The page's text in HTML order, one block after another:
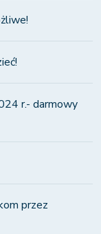
r.- darmowy
przez